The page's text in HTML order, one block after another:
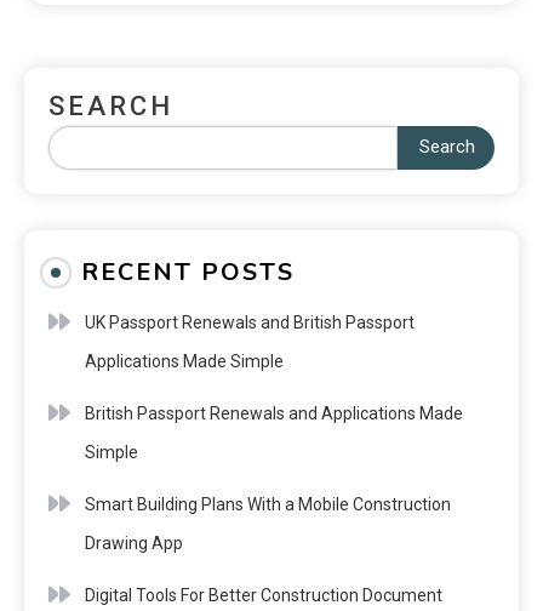
SEARCH
Search
RECENT POSTS
UK Passport Renewals and British Passport
Applications Made Simple
British Passport Renewals and Applications Made
Simple
Smart Building Plans With a Mobile Construction
Drawing App
Digital Tools For Better Construction Document